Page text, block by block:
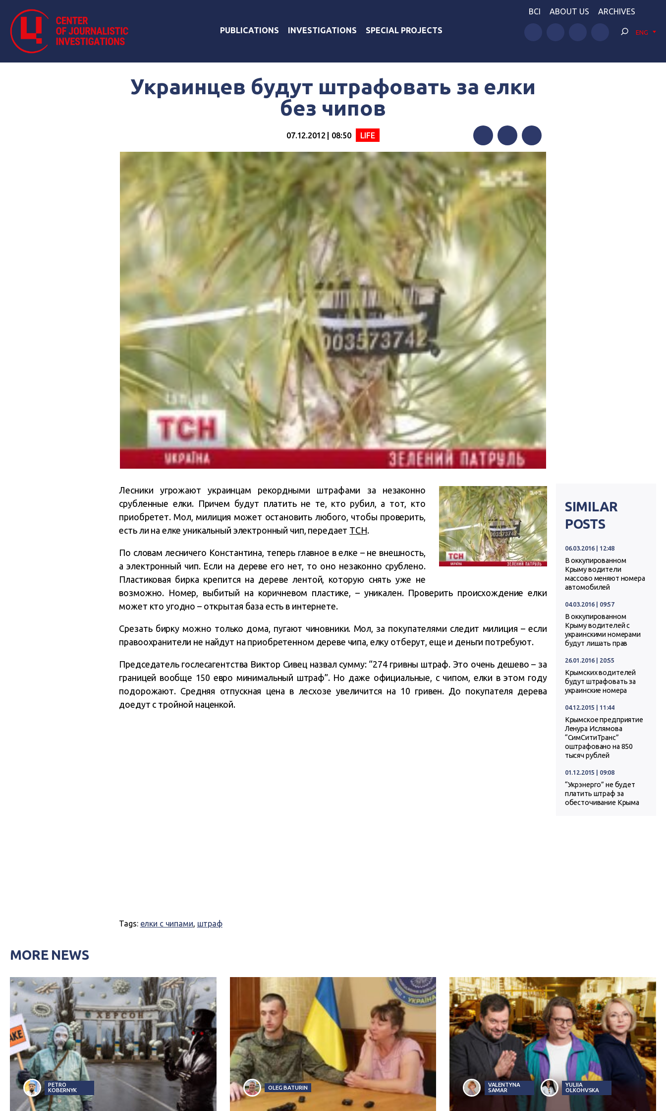
PUBLICATIONS INVESTIGATIONS SPECIAL PROJECTS
BCI ABOUT US ARCHIVES
ENG
Украинцев будут штрафовать за елки
без чипов
07.12.2012 | 08:50 LIFE
FacebookTwitter
Лесники угрожают украинцам рекордными штрафами за незаконно
срубленные елки. Причем будут платить не те, кто рубил, а тот, кто
приобретет. Мол, милиция может остановить любого, чтобы проверить,
есть ли на елке уникальный электронный чип, передает ТСН.
По словам лесничего Константина, теперь главное в елке – не внешность,
а электронный чип. Если на дереве его нет, то оно незаконно срублено.
Пластиковая бирка крепится на дереве лентой, которую снять уже не
возможно. Номер, выбитый на коричневом пластике, – уникален. Проверить происхождение елки
может кто угодно – открытая база есть в интернете.
Срезать бирку можно только дома, пугают чиновники. Мол, за покупателями следит милиция – если
правоохранители не найдут на приобретенном дереве чипа, елку отберут, еще и деньги потребуют.
Председатель гослесагентства Виктор Сивец назвал сумму: “274 гривны штраф. Это очень дешево – за
границей вообще 150 евро минимальный штраф”. Но даже официальные, с чипом, елки в этом году
подорожают. Средняя отпускная цена в лесхозе увеличится на 10 гривен. До покупателя дерева
доедут с тройной наценкой.
Tags: елки с чипами, штраф
SIMILAR
POSTS
06.03.2016 | 12:48
В оккупированном
Крыму водители
массово меняют номера
автомобилей
04.03.2016 | 09:57
В оккупированном
Крыму водителей с
украинскими номерами
будут лишать прав
26.01.2016 | 20:55
Крымских водителей
будут штрафовать за
украинские номера
04.12.2015 | 11:44
Крымское предприятие
Ленура Ислямова
“СимСитиТранс”
оштрафовано на 850
тысяч рублей
01.12.2015 | 09:08
“Укрэнерго” не будет
платить штраф за
обесточивание Крыма
MORE NEWS
PETRO
KOBERNYK
OLEG BATURIN
VALENTYNA
SAMAR
YULIIA
OLKOHVSKA